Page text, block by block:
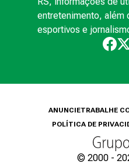
entretenimento, além
esportivos e
ANUNCIETRABALHE
POLÍTICA DE
© 2000 -